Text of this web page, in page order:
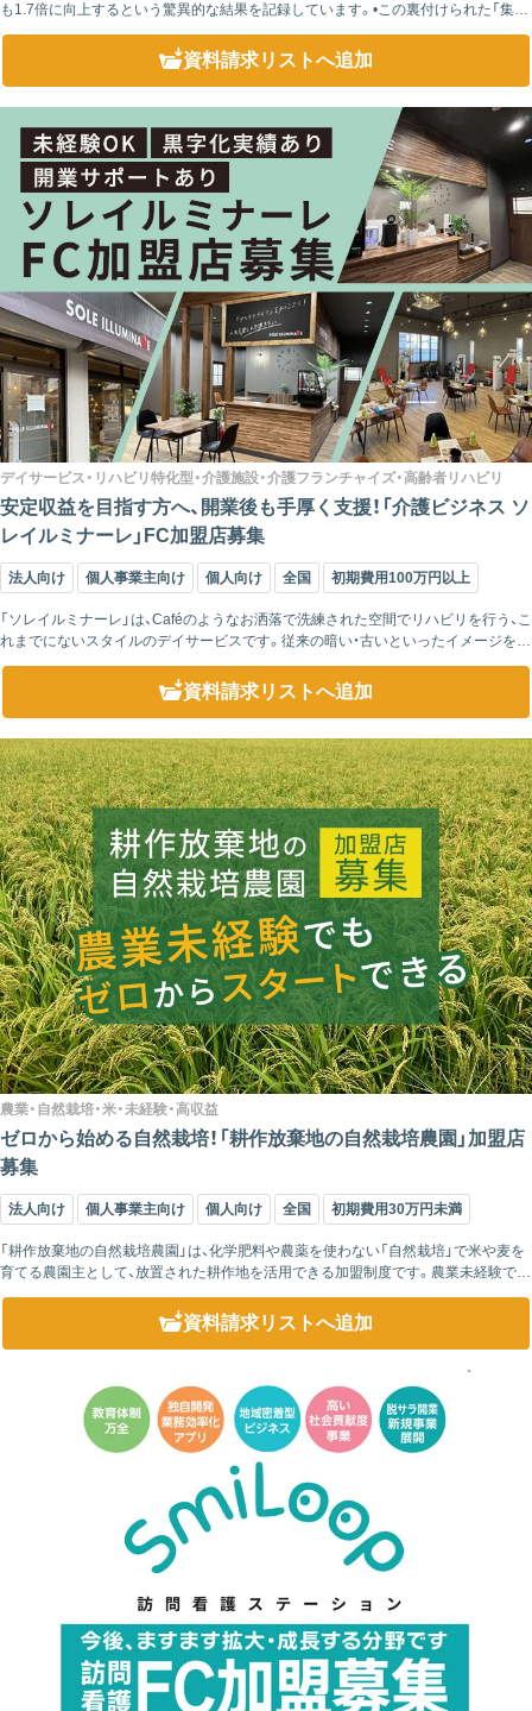
も1.7倍に向上するという驚異的な結果を記録しています。•この裏付けられた「集客
実績」を提示できるため、説得力のある提案が可能になり、高い成...
資料請求リストへ追加
デイサービス・リハビリ特化型・介護施設・介護フランチャイズ・高齢者リハビリ
安定収益を目指す方へ、開業後も手厚く支援！「介護ビジネス ソ
レイルミナーレ」FC加盟店募集
法人向け 個人事業主向け 個人向け 全国 初期費用100万円以上
「ソレイルミナーレ」は、Caféのようなお洒落で洗練された空間でリハビリを行う、こ
れまでにないスタイルのデイサービスです。従来の暗い・古いといったイメージを覆
す施設設計は、利用者はもちろん、家族やケアマネジャーからも高評価を受けていま
資料請求リストへ追加
農業・自然栽培・米・未経験・高収益
ゼロから始める自然栽培！「耕作放棄地の自然栽培農園」加盟店
募集
法人向け 個人事業主向け 個人向け 全国 初期費用30万円未満
「耕作放棄地の自然栽培農園」は、化学肥料や農薬を使わない「自然栽培」で米や麦を
育てる農園主として、放置された耕作地を活用できる加盟制度です。農業未経験でも
資料請求リストへ追加